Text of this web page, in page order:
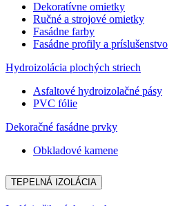
Dekoratívne omietky
Ručné a strojové omietky
Fasádne farby
Fasádne profily a príslušenstvo
Hydroizolácia plochých striech
Asfaltové hydroizolačné pásy
PVC fólie
Dekoračné fasádne prvky
Obkladové kamene
TEPELNÁ IZOLÁCIA